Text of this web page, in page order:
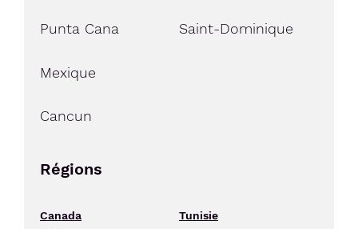
Punta Cana Saint-Dominique
Mexique
Cancun
Régions
Canada
Tunisie